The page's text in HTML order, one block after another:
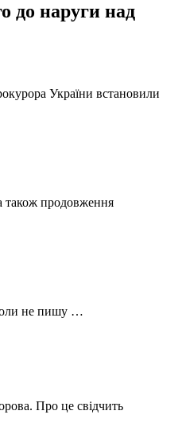
до наруги над
України встановили
також продовження
не пишу …
Про це свідчить